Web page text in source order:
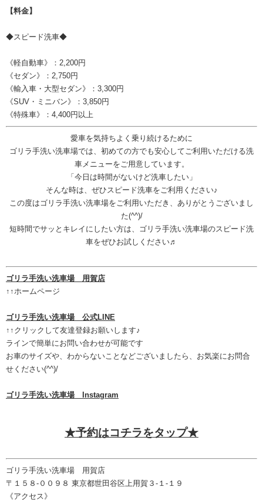
【料金】
◆スピード洗車◆
《軽自動車》：2,200円
《セダン》：2,750円
《輸入車・大型セダン》：3,300円
《SUV・ミニバン》：3,850円
《特殊車》：4,400円以上
愛車を気持ちよく乗り続けるために
ゴリラ手洗い洗車場では、初めての方でも安心してご利用いただける洗
車メニューをご用意しています。
「今日は時間がないけど洗車したい」
そんな時は、ぜひスピード洗車をご利用ください♪
この度はゴリラ手洗い洗車場をご利用いただき、ありがとうございまし
た(^^)/
短時間でサッとキレイにしたい方は、ゴリラ手洗い洗車場のスピード洗
車をぜひお試しください♬
ゴリラ手洗い洗車場 用賀店
↑↑ホームページ
ゴリラ手洗い洗車場 公式LINE
↑↑クリックして友達登録お願いします♪
ラインで簡単にお問い合わせが可能です
お車のサイズや、わからないことなどございましたら、お気楽にお問合
せください(^^)/
ゴリラ手洗い洗車場 Instagram
★予約はコチラをタップ★
ゴリラ手洗い洗車場 用賀店
〒１５８-００９８ 東京都世田谷区上用賀３-１-１９
《アクセス》